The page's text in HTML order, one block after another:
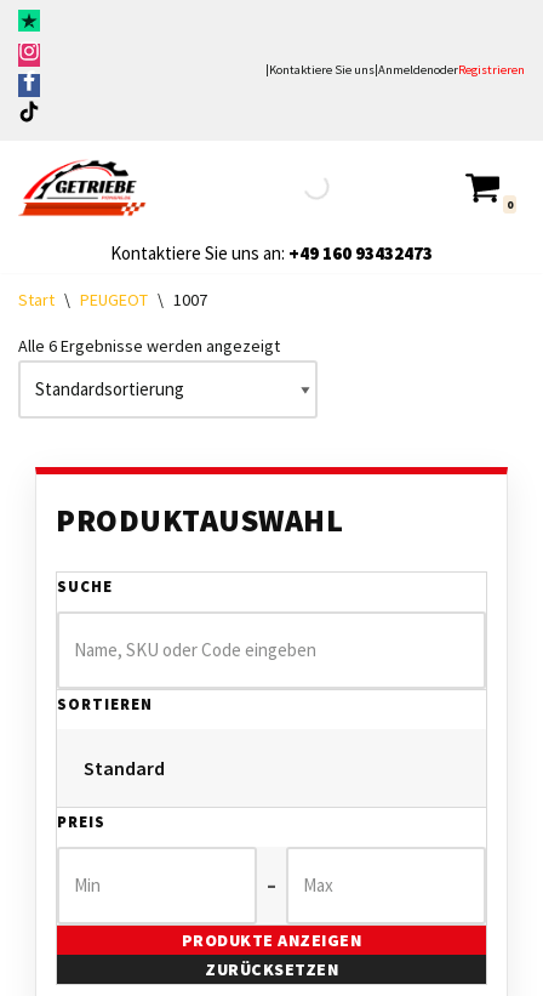
Zum
Inhalt
springen
|Kontaktiere Sie uns|AnmeldenoderRegistrieren
0
Kontaktiere Sie uns an: +49 160 93432473
Start \ PEUGEOT \ 1007
Alle 6 Ergebnisse werden angezeigt
PRODUKTAUSWAHL
SUCHE
SORTIEREN
PREIS
–
PRODUKTE ANZEIGEN
ZURÜCKSETZEN